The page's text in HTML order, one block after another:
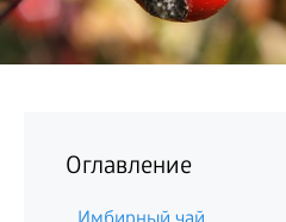
Оглавление